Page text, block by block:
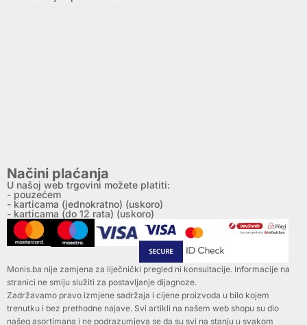
Načini plaćanja
U našoj web trgovini možete platiti:
- pouzećem
- karticama (jednokratno) (uskoro)
- karticama (do 12 rata) (uskoro)
Monis.ba nije zamjena za liječnički pregled ni konsultacije. Informacije na
stranici ne smiju služiti za postavljanje dijagnoze.
Zadržavamo pravo izmjene sadržaja i cijene proizvoda u bilo kojem
trenutku i bez prethodne najave. Svi artikli na našem web shopu su dio
našeg asortimana i ne podrazumjeva se da su svi na stanju u svakom